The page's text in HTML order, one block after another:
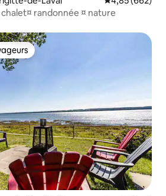
chalet¤ randonnée ¤ nature
parmi les plus aimés